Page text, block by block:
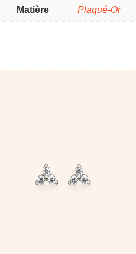
Matière Plaqué-Or